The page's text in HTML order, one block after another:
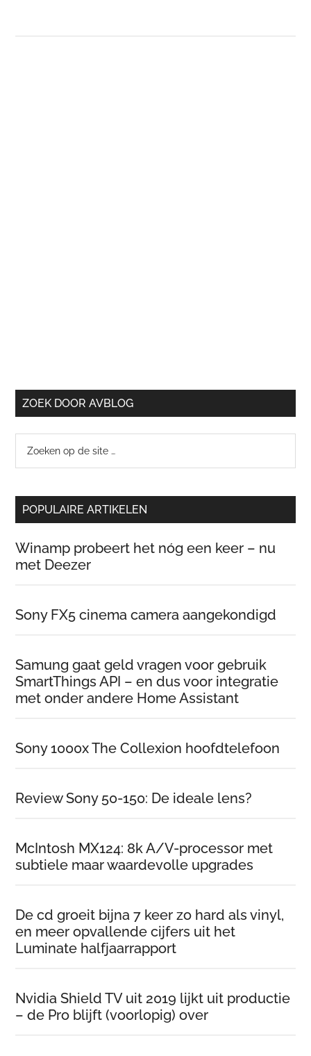
ZOEK DOOR AVBLOG
site
POPULAIRE ARTIKELEN
Winamp probeert het nóg een keer – nu
met Deezer
Sony FX5 cinema camera aangekondigd
Samung gaat geld vragen voor gebruik
SmartThings API – en dus voor integratie
met onder andere Home Assistant
Sony 1000x The Collexion hoofdtelefoon
Review Sony 50-150: De ideale lens?
McIntosh MX124: 8k A/V-processor met
subtiele maar waardevolle upgrades
De cd groeit bijna 7 keer zo hard als vinyl,
en meer opvallende cijfers uit het
Luminate halfjaarrapport
Nvidia Shield TV uit 2019 lijkt uit productie
– de Pro blijft (voorlopig) over